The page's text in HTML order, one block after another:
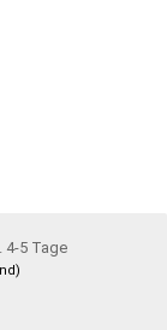
4-5 Tage